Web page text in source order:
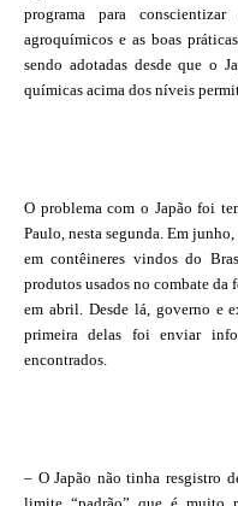
programa para
agroquímicos e as boas
sendo adotadas desde que o
químicas acima dos níveis
O problema com o Japão foi
Paulo, nesta segunda. Em
em contêineres vindos do
produtos usados no combate da
em abril. Desde lá, governo e
primeira delas foi enviar
encontrados.
– O Japão não tinha resgistro